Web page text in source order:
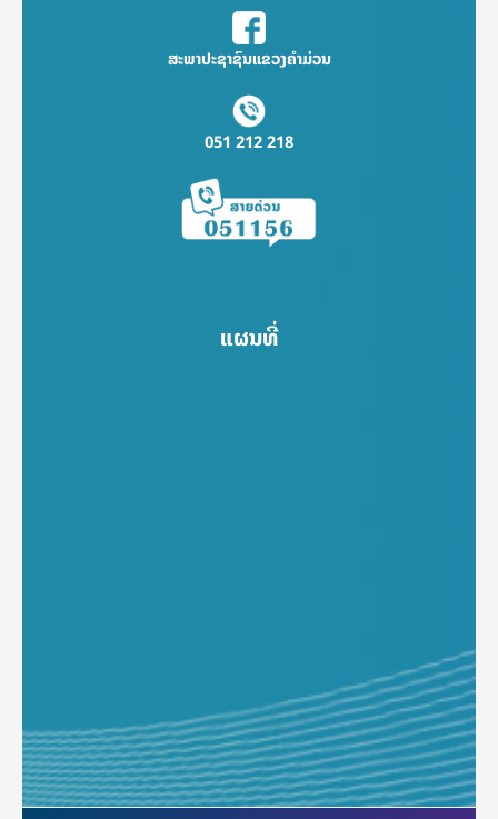
ສະພາປະຊາຊົນແຂວງຄຳມ່ວນ
051 212 218
ແຜນທີ່